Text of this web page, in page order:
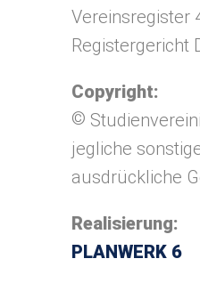
Vereinsregister
Registergericht
Copyright:
©
jegliche
ausdrückliche
Realisierung:
PLANWERK 6